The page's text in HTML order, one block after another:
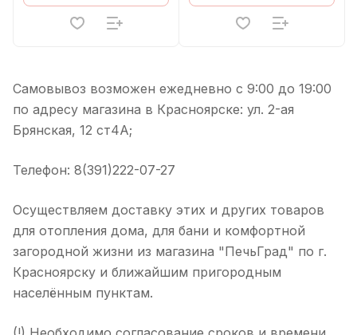
Самовывоз возможен ежедневно с 9:00 до 19:00
по адресу магазина в Красноярске: ул. 2-ая
Брянская, 12 ст4А;
Телефон: 8(391)222-07-27
Осуществляем доставку этих и других товаров
для отопления дома, для бани и комфортной
загородной жизни из магазина "ПечьГрад" по г.
Красноярску и ближайшим пригородным
населённым пунктам.